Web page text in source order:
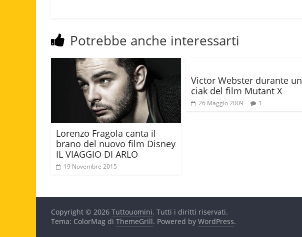
Potrebbe anche interessarti
Lorenzo Fragola canta il
brano del nuovo film Disney
IL VIAGGIO DI ARLO
19 Novembre 2015
Victor Webster durante un
ciak del film Mutant X
26 Maggio 2009 1
Copyright © 2026 Tuttouomini. Tutti i diritti riservati.
Tema: ColorMag di ThemeGrill. Powered by WordPress.